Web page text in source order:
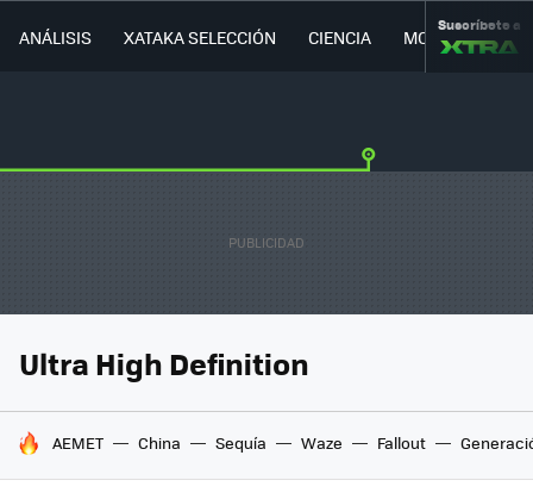
ANÁLISIS XATAKA SELECCIÓN CIENCIA MOVILIDAD
Suscríbete a
Ultra High Definition
HOY SE HABLA DE
AEMET China Sequía Waze Fallout